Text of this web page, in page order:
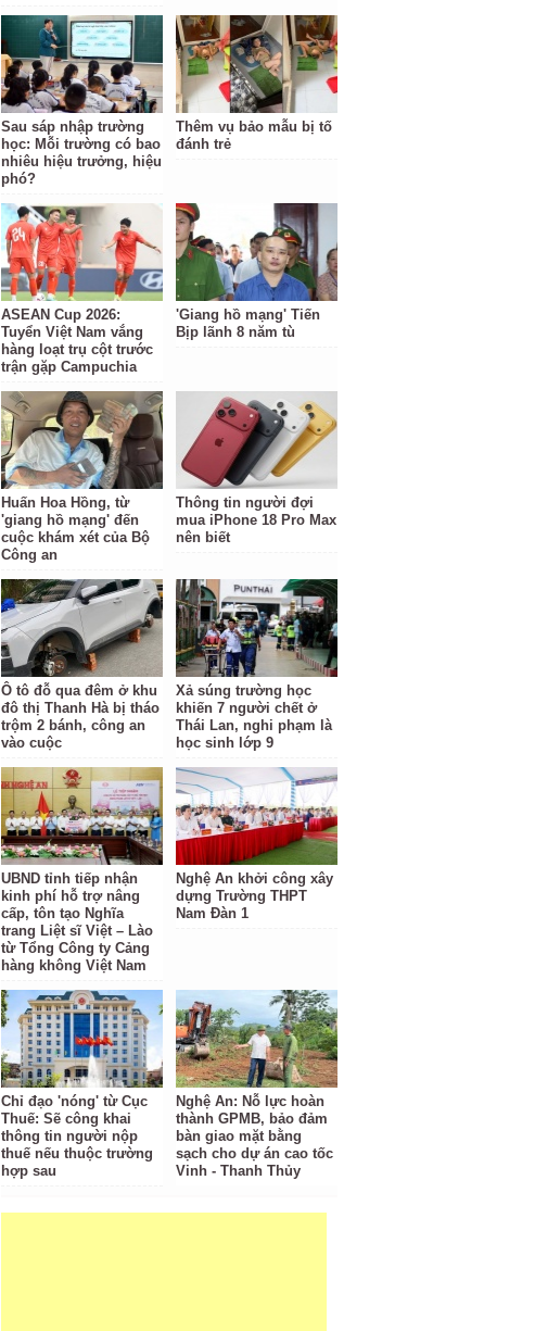
Sau sáp nhập trường
học: Mỗi trường có bao
nhiêu hiệu trưởng, hiệu
phó?
Thêm vụ bảo mẫu bị tố
đánh trẻ
ASEAN Cup 2026:
Tuyển Việt Nam vắng
hàng loạt trụ cột trước
trận gặp Campuchia
'Giang hồ mạng' Tiến
Bịp lãnh 8 năm tù
Huấn Hoa Hồng, từ
'giang hồ mạng' đến
cuộc khám xét của Bộ
Công an
Thông tin người đợi
mua iPhone 18 Pro Max
nên biết
Ô tô đỗ qua đêm ở khu
đô thị Thanh Hà bị tháo
trộm 2 bánh, công an
vào cuộc
Xả súng trường học
khiến 7 người chết ở
Thái Lan, nghi phạm là
học sinh lớp 9
UBND tỉnh tiếp nhận
kinh phí hỗ trợ nâng
cấp, tôn tạo Nghĩa
trang Liệt sĩ Việt – Lào
từ Tổng Công ty Cảng
hàng không Việt Nam
Nghệ An khởi công xây
dựng Trường THPT
Nam Đàn 1
Chỉ đạo 'nóng' từ Cục
Thuế: Sẽ công khai
thông tin người nộp
thuế nếu thuộc trường
hợp sau
Nghệ An: Nỗ lực hoàn
thành GPMB, bảo đảm
bàn giao mặt bằng
sạch cho dự án cao tốc
Vinh - Thanh Thủy